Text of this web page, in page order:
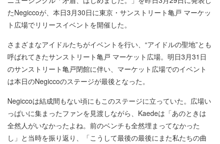
たNegiccoが、本日3月30日に東京・サンストリート亀戸 マーケッ
ト広場でリリースイベントを開催した。
さまざまなアイドルたちがイベントを行い、“アイドルの聖地”とも
呼ばれてきたサンストリート亀戸 マーケット広場。明日3月31日
のサンストリート亀戸閉館に伴い、マーケット広場でのイベント
は本日のNegiccoのステージが最後となった。
Negiccoは結成間もない頃にもこのステージに立っていた。広場い
っぱいに集まったファンを見渡しながら、Kaedeは「あのときは
全然人がいなかったよね。前のベンチも全然埋まってなかった
し」と当時を振り返り、「こうして最後の最後にまた私たちの曲